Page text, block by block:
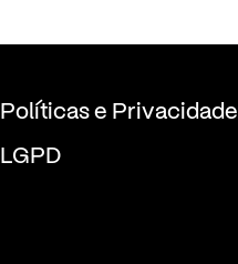
Políticas e Privacidade
LGPD